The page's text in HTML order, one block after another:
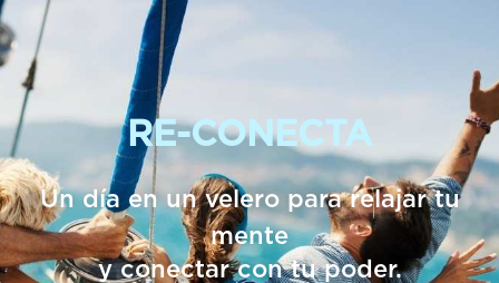
RE-CONECTA
Un día en un velero para relajar tu
mente
y conectar con tu poder.